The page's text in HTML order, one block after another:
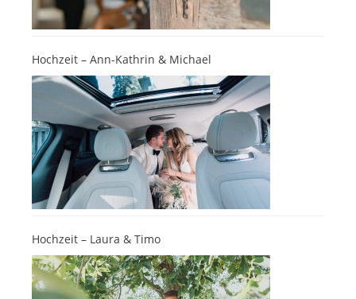
Hochzeit – Ann-Kathrin & Michael
Hochzeit – Laura & Timo